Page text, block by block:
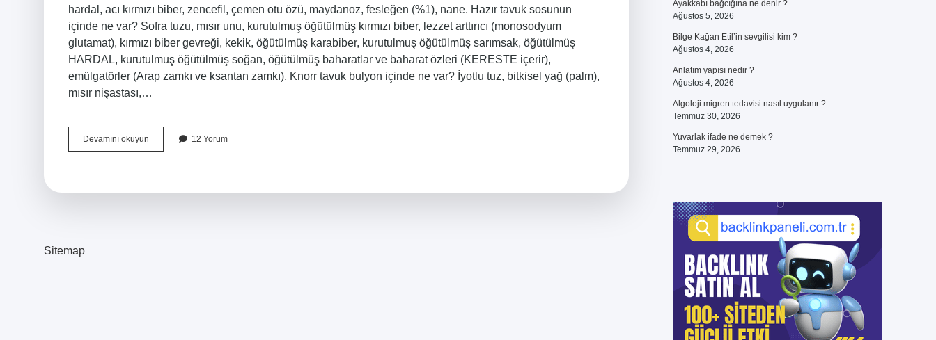
hardal, acı kırmızı biber, zencefil, çemen otu özü, maydanoz, fesleğen (%1), nane. Hazır tavuk sosunun
içinde ne var? Sofra tuzu, mısır unu, kurutulmuş öğütülmüş kırmızı biber, lezzet arttırıcı (monosodyum
glutamat), kırmızı biber gevreği, kekik, öğütülmüş karabiber, kurutulmuş öğütülmüş sarımsak, öğütülmüş
HARDAL, kurutulmuş öğütülmüş soğan, öğütülmüş baharatlar ve baharat özleri (KERESTE içerir),
emülgatörler (Arap zamkı ve ksantan zamkı). Knorr tavuk bulyon içinde ne var? İyotlu tuz, bitkisel yağ (palm),
mısır nişastası,…
Devamını okuyun
Tavuk
12 Yorum
Sitemap
Ayakkabı bağcığına ne denir ?
Ağustos 5, 2026
Bilge Kağan Etil’in sevgilisi kim ?
Ağustos 4, 2026
Anlatım yapısı nedir ?
Ağustos 4, 2026
Algoloji migren tedavisi nasıl uygulanır ?
Temmuz 30, 2026
Yuvarlak ifade ne demek ?
Temmuz 29, 2026